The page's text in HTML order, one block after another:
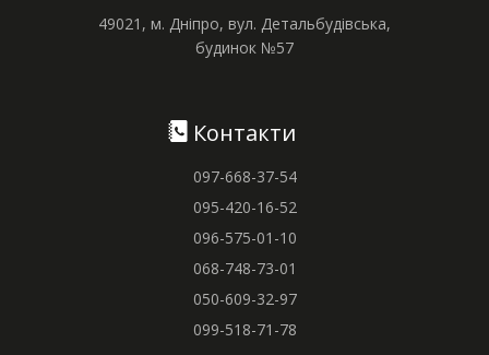
49021, м. Дніпро, вул. Детальбудівська,
будинок №57
Контакти
097-668-37-54
095-420-16-52
096-575-01-10
068-748-73-01
050-609-32-97
099-518-71-78